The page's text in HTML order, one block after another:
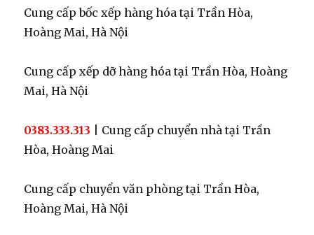
Cung cấp bốc xếp hàng hóa tại Trần Hòa,
Hoàng Mai, Hà Nội
Cung cấp xếp dỡ hàng hóa tại Trần Hòa, Hoàng
Mai, Hà Nội
0383.333.313 | Cung cấp chuyển nhà tại Trần
Hòa, Hoàng Mai
Cung cấp chuyển văn phòng tại Trần Hòa,
Hoàng Mai, Hà Nội